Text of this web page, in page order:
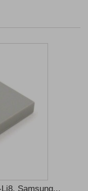
Samsung...